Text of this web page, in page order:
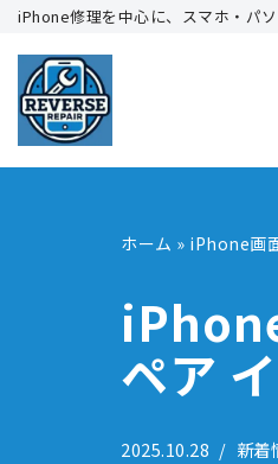
コ
ン
テ
ン
iPhone修理を中心に、スマホ・パ
ホーム » iPhone画
ペア
2025.10.28 新着